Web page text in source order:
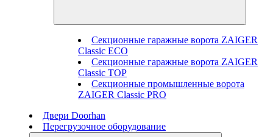
Секционные гаражные ворота ZAIGER
Classic ECO
Секционные гаражные ворота ZAIGER
Classic TOP
Секционные промышленные ворота
ZAIGER Classic PRO
Двери Doorhan
Перегрузочное оборудование